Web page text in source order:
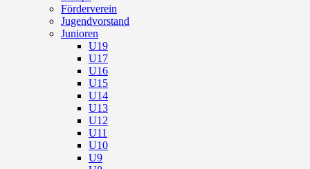
Förderverein
Jugendvorstand
Junioren
U19
U17
U16
U15
U14
U13
U12
U11
U10
U9